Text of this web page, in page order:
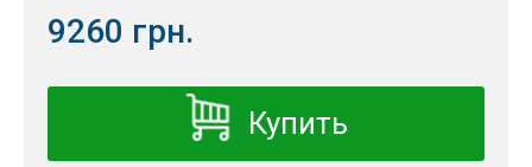
9260 грн.
Купить